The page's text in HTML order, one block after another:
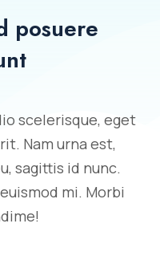
posuere
scelerisque, eget
Nam urna est,
sagittis id nunc.
mi. Morbi